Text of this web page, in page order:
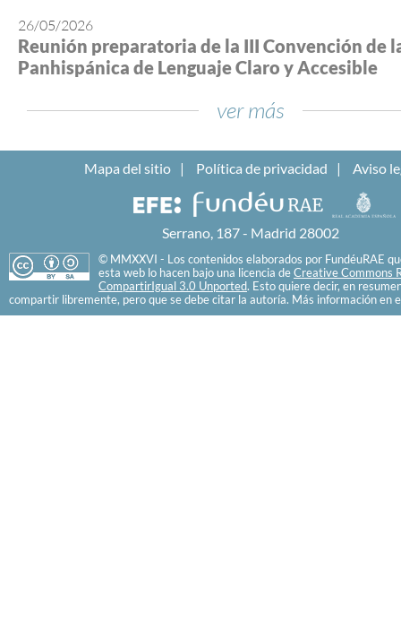
26/05/2026
Reunión preparatoria de la III Convención de
Panhispánica de Lenguaje Claro y Accesible
ver más
Mapa del sitio Política de privacidad Aviso
Serrano, 187 - Madrid 28002
© MMXXVI - Los contenidos elaborados por FundéuRAE
esta web lo hacen bajo una licencia de Creative Commons
CompartirIgual 3.0 Unported. Esto quiere decir, en
compartir libremente, pero que se debe citar la autoría. Más información en